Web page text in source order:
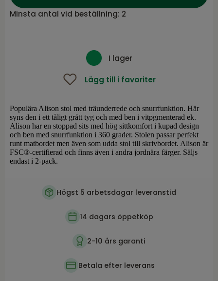
Minsta antal vid beställning: 2
I lager
Lägg till i favoriter
Populära Alison stol med träunderrede och snurrfunktion. Här
syns den i ett tåligt grått tyg och med ben i vitpgmenterad ek.
Alison har en stoppad sits med hög sittkomfort i kupad design
och ben med snurrfunktion i 360 grader. Stolen passar perfekt
runt matbordet men även som udda stol till skrivbordet. Alison är
FSC®-certifierad och finns även i andra jordnära färger. Säljs
endast i 2-pack.
Högst 5 arbetsdagar leveranstid
14 dagars öppetköp
2-10 års garanti
Betala efter leverans